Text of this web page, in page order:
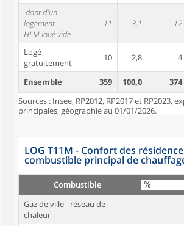
dont d'un
logement
HLM loué vide
11 3,1 12
Logé
gratuitement
10 2,8 4
Ensemble 359 100,0 374
Sources : Insee, RP2012, RP2017 et RP2023,
principales, géographie au 01/01/2026.
LOG T11M - Confort des
combustible principal de
Combustible
Gaz de ville - réseau de
chaleur